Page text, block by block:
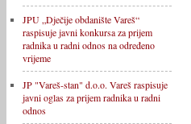
JPU „Dječije obdanište Vareš“
raspisuje javni konkursa za prijem
radnika u radni odnos na određeno
vrijeme
JP "Vareš-stan" d.o.o. Vareš raspisuje
javni oglas za prijem radnika u radni
odnos